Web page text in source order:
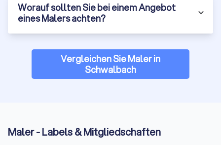
Worauf sollten Sie bei einem Angebot
eines Malers achten?
Vergleichen Sie Maler in
Schwalbach
Maler - Labels & Mitgliedschaften